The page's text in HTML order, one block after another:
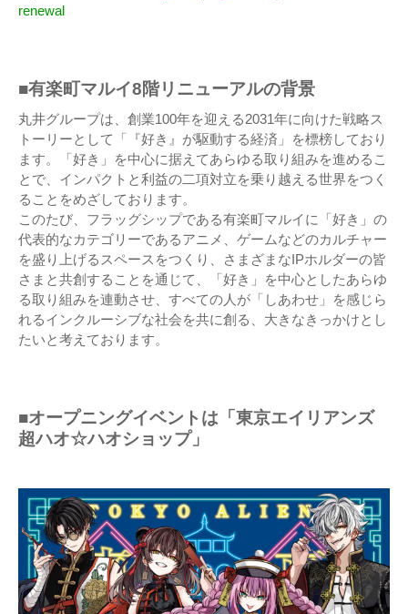
renewal
■有楽町マルイ8階リニューアルの背景
丸井グループは、創業100年を迎える2031年に向けた戦略ス
トーリーとして「『好き』が駆動する経済」を標榜しており
ます。「好き」を中心に据えてあらゆる取り組みを進めるこ
とで、インパクトと利益の二項対立を乗り越える世界をつく
ることをめざしております。
このたび、フラッグシップである有楽町マルイに「好き」の
代表的なカテゴリーであるアニメ、ゲームなどのカルチャー
を盛り上げるスペースをつくり、さまざまなIPホルダーの皆
さまと共創することを通じて、「好き」を中心としたあらゆ
る取り組みを連動させ、すべての人が「しあわせ」を感じら
れるインクルーシブな社会を共に創る、大きなきっかけとし
たいと考えております。
■オープニングイベントは「東京エイリアンズ
超ハオ☆ハオショップ」